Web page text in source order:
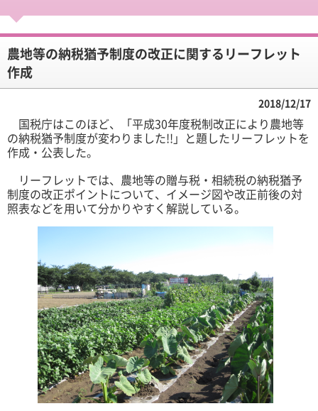
農地等の納税猶予制度の改正に関するリーフレット
作成
2018/12/17
国税庁はこのほど、「平成30年度税制改正により農地等
の納税猶予制度が変わりました!!」と題したリーフレットを
作成・公表した。
リーフレットでは、農地等の贈与税・相続税の納税猶予
制度の改正ポイントについて、イメージ図や改正前後の対
照表などを用いて分かりやすく解説している。